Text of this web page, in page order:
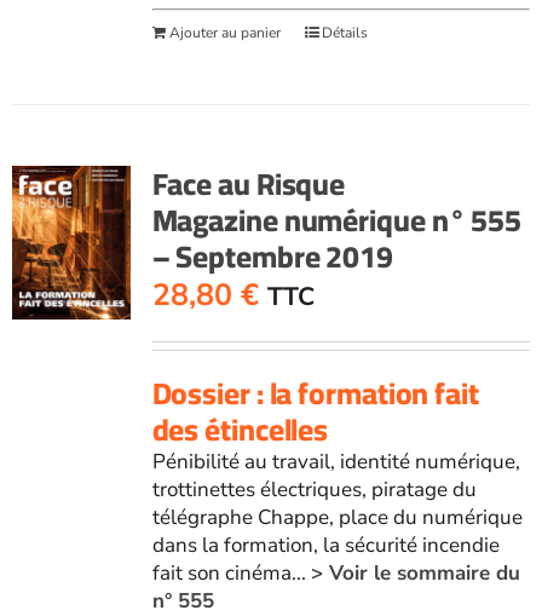
Ajouter au panier Détails
Face au Risque
Magazine numérique n° 555
– Septembre 2019
28,80 € TTC
Dossier : la formation fait
des étincelles
Pénibilité au travail, identité numérique,
trottinettes électriques, piratage du
télégraphe Chappe, place du numérique
dans la formation, la sécurité incendie
fait son cinéma... > Voir le sommaire du
n° 555